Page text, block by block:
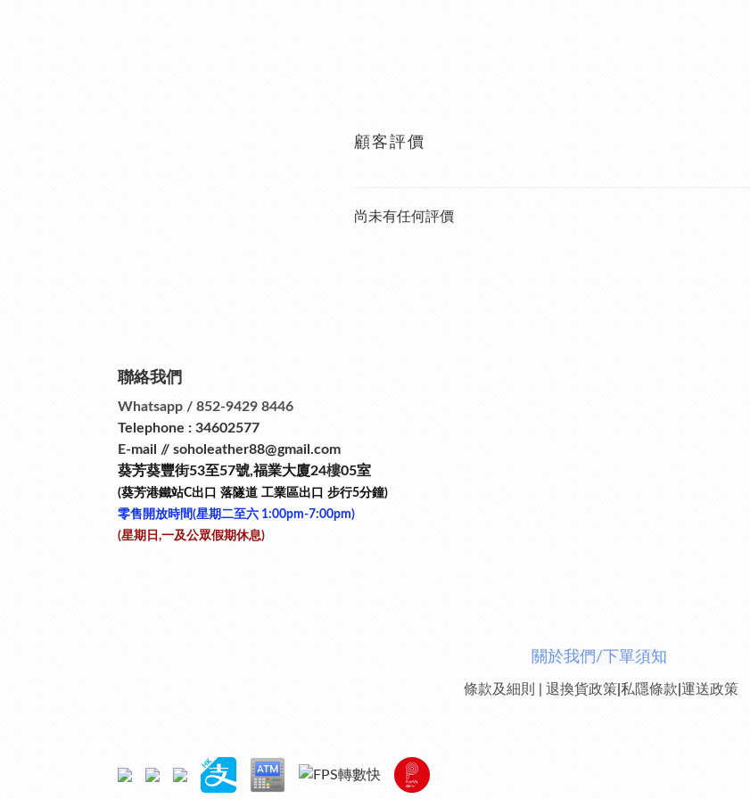
顧客評價
尚未有任何評價
聯絡我們
Whatsapp / 852-9429 8446
Telephone : 34602577
E-mail // soholeather88@gmail.com
葵芳葵豐街53至57號,福業大廈24樓05室
(葵芳港鐵站C出口 落隧道 工業區出口 步行5分鐘)
零售開放時間(星期二至六​ 1:00pm-7:00pm)
(星期日,一及公眾假期休息)
關於我們/下單須知
條款及細則 退換貨政策 私隱條款 運送政策